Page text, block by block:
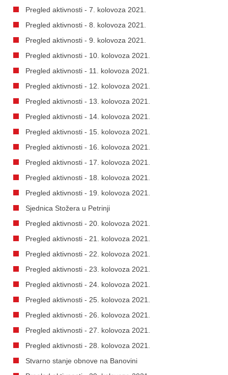
Pregled aktivnosti - 7. kolovoza 2021.
Pregled aktivnosti - 8. kolovoza 2021.
Pregled aktivnosti - 9. kolovoza 2021.
Pregled aktivnosti - 10. kolovoza 2021.
Pregled aktivnosti - 11. kolovoza 2021.
Pregled aktivnosti - 12. kolovoza 2021.
Pregled aktivnosti - 13. kolovoza 2021.
Pregled aktivnosti - 14. kolovoza 2021.
Pregled aktivnosti - 15. kolovoza 2021.
Pregled aktivnosti - 16. kolovoza 2021.
Pregled aktivnosti - 17. kolovoza 2021.
Pregled aktivnosti - 18. kolovoza 2021.
Pregled aktivnosti - 19. kolovoza 2021.
Sjednica Stožera u Petrinji
Pregled aktivnosti - 20. kolovoza 2021.
Pregled aktivnosti - 21. kolovoza 2021.
Pregled aktivnosti - 22. kolovoza 2021.
Pregled aktivnosti - 23. kolovoza 2021.
Pregled aktivnosti - 24. kolovoza 2021.
Pregled aktivnosti - 25. kolovoza 2021.
Pregled aktivnosti - 26. kolovoza 2021.
Pregled aktivnosti - 27. kolovoza 2021.
Pregled aktivnosti - 28. kolovoza 2021.
Stvarno stanje obnove na Banovini